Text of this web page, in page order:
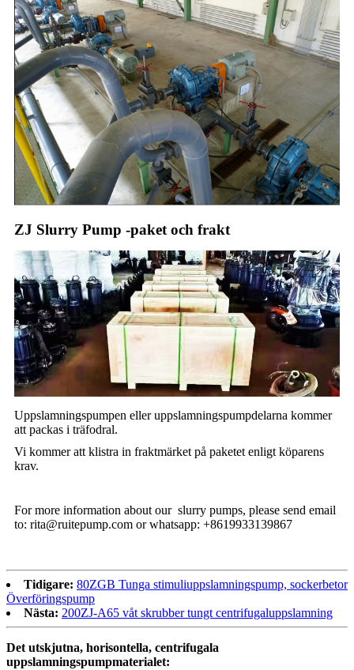
ZJ Slurry Pump -paket och frakt
Uppslamningspumpen eller uppslamningspumpdelarna kommer
att packas i träfodral.
Vi kommer att klistra in fraktmärket på paketet enligt köparens
krav.
For more information about our slurry pumps, please send email
to: rita@ruitepump.com or whatsapp: +8619933139867
Tidigare: 80ZGB Tunga stimuliuppslamningspump, sockerbetor
Överföringspump
Nästa: 200ZJ-A65 våt skrubber tungt centrifugaluppslamning
Det utskjutna, horisontella, centrifugala
uppslamningspumpmaterialet: